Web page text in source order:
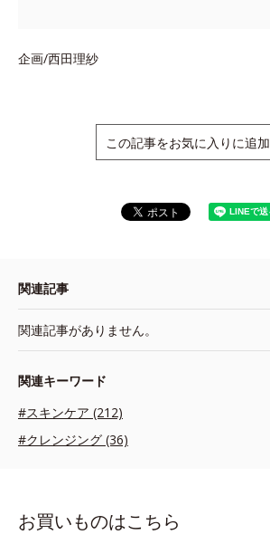
企画/西田理紗
この記事をお気に入りに追加
関連記事
関連記事がありません。
関連キーワード
#スキンケア (212)
#クレンジング (36)
お買いものはこちら